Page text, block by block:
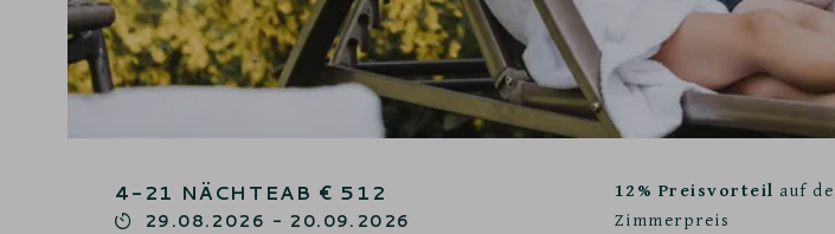
4-21 NÄCHTEAB € 512
29.08.2026 - 20.09.2026
12% Preisvorteil auf
Zimmerpreis